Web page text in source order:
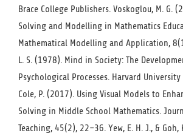
Brace College Publishers. Voskoglou, M. G.
Solving and Modelling in Mathematics
Mathematical Modelling and Application,
L. S. (1978). Mind in Society: The
Psychological Processes. Harvard University
Cole, P. (2017). Using Visual Models to
Solving in Middle School Mathematics.
Teaching, 45(2), 22–36. Yew, E. H. J., &